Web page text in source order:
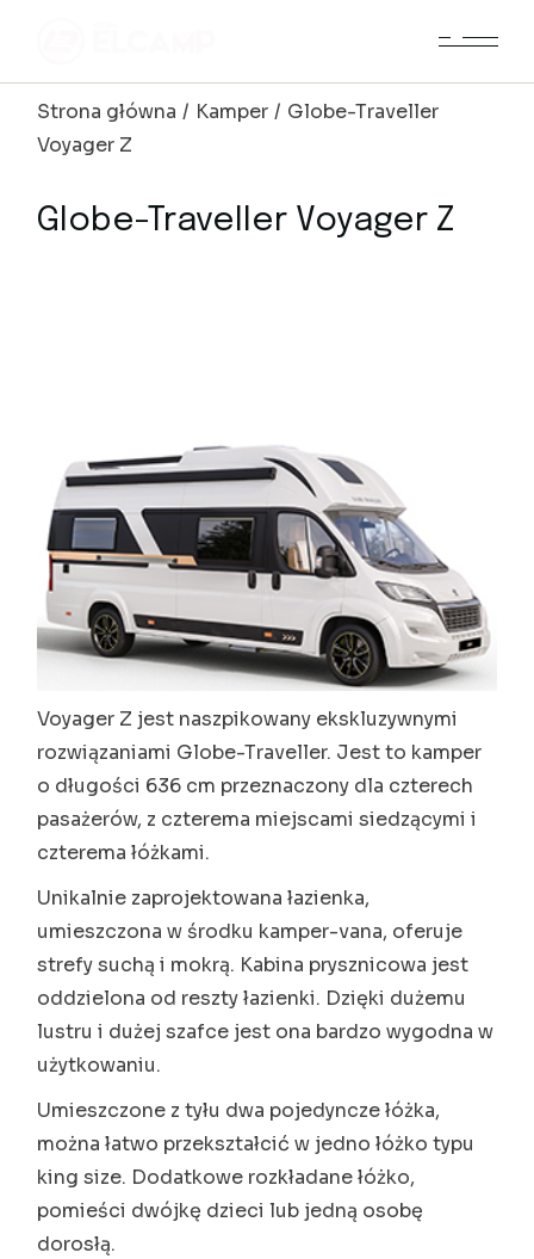
Strona główna
Kamper
Globe-Traveller
Voyager Z
Voyager Z jest naszpikowany ekskluzywnymi
rozwiązaniami Globe-Traveller. Jest to kamper
o długości 636 cm przeznaczony dla czterech
pasażerów, z czterema miejscami siedzącymi i
czterema łóżkami.
Unikalnie zaprojektowana łazienka,
umieszczona w środku kamper-vana, oferuje
strefy suchą i mokrą. Kabina prysznicowa jest
oddzielona od reszty łazienki. Dzięki dużemu
lustru i dużej szafce jest ona bardzo wygodna w
użytkowaniu.
Umieszczone z tyłu dwa pojedyncze łóżka,
można łatwo przekształcić w jedno łóżko typu
king size. Dodatkowe rozkładane łóżko,
pomieści dwójkę dzieci lub jedną osobę
dorosłą.
Globe-Traveller Voyager Z